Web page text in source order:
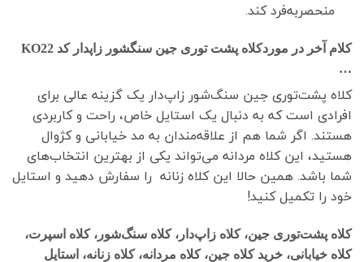
منحصربه‌فرد کند.
کلام آخر در موردکلاه پشت توری جین سنگشور زاپدار کد KO22
…
کلاه پشت‌توری جین سنگ‌شور زاپ‌دار یک گزینه عالی برای
افرادی است که به دنبال یک استایل خاص، راحت و کاربردی
هستند. اگر شما هم از علاقه‌مندان به مد خیابانی و کژوال
هستید، این کلاه مردانه می‌تواند یکی از بهترین انتخاب‌های
شما باشد. همین حالا این کلاه زنانه را سفارش دهید و استایل
خود را تکمیل کنید!
کلاه پشت‌توری جین، کلاه زاپ‌دار، کلاه سنگ‌شور، کلاه اسپرت،
کلاه خیابانی، خرید کلاه جین، کلاه مردانه، کلاه زنانه، استایل